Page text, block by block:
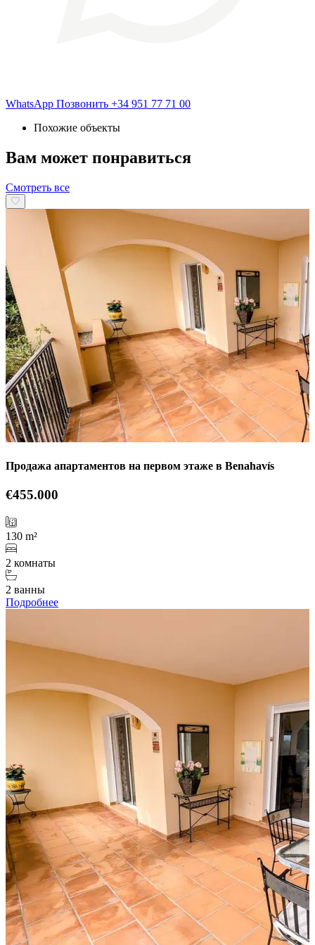
WhatsApp Позвонить +34 951 77 71 00
Похожие объекты
Вам может понравиться
Смотреть все
Продажа апартаментов на первом этаже в Benahavís
€455.000
130 m²
2 комнаты
2 ванны
Подробнее